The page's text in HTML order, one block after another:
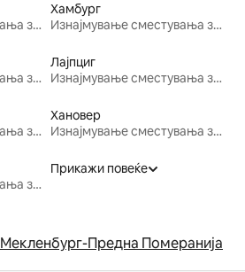
Изнајмување сместувања за одмор
Хамбург
Изнајмување сместувања за одмор
Изнајмување сместувања за одмор
Лајпциг
Изнајмување сместувања за одмор
Изнајмување сместувања за одмор
Хановер
Изнајмување сместувања за одмор
Изнајмување сместувања за одмор
Прикажи повеќе
Мекленбург-Предна Померанија